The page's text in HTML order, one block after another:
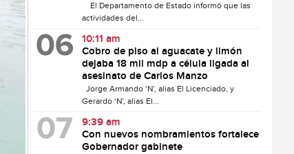
El Departamento de Estado informó que las
actividades del...
10:11 am
Cobro de piso al aguacate y limón
dejaba 18 mil mdp a célula ligada al
asesinato de Carlos Manzo
Jorge Armando ‘N’, alias El Licenciado, y
Gerardo ‘N’, alias El...
9:39 am
Con nuevos nombramientos fortalece
Gobernador gabinete